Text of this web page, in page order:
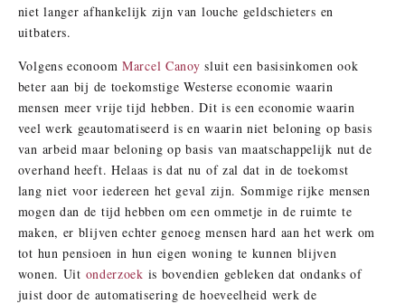
niet langer afhankelijk zijn van louche geldschieters en
uitbaters.
Volgens econoom Marcel Canoy sluit een basisinkomen ook
beter aan bij de toekomstige Westerse economie waarin
mensen meer vrije tijd hebben. Dit is een economie waarin
veel werk geautomatiseerd is en waarin niet beloning op basis
van arbeid maar beloning op basis van maatschappelijk nut de
overhand heeft. Helaas is dat nu of zal dat in de toekomst
lang niet voor iedereen het geval zijn. Sommige rijke mensen
mogen dan de tijd hebben om een ommetje in de ruimte te
maken, er blijven echter genoeg mensen hard aan het werk om
tot hun pensioen in hun eigen woning te kunnen blijven
wonen. Uit onderzoek is bovendien gebleken dat ondanks of
juist door de automatisering de hoeveelheid werk de